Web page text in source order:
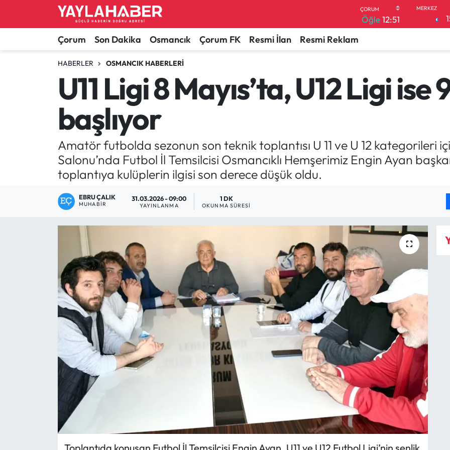
Öğle12:51
Çorum Son Dakika Osmancık Çorum FK Resmi İlan Resmi Reklam
HABERLER OSMANCIK HABERLERI
U11 Ligi 8 Mayıs’ta, U12 Ligi ise
başlıyor
Amatör futbolda sezonun son teknik toplantısı U 11 ve U 12 kategorileri
Salonu’nda Futbol İl Temsilcisi Osmancıklı Hemşerimiz Engin Ayan
toplantıya kulüplerin ilgisi son derece düşük oldu.
EBRU ÇALIK
MUHABIR
31.03.2026 - 09:00
YAYINLANMA
1 DK
OKUNMA SÜRESI
Alaca Haberleri
Bayat Haberleri
Bilim ve Teknoloji
Boğazkale Haberleri
Çorum Haberleri
Çorum Son Dakika Haberleri
İskilip Haberleri
Kargı Haberleri
Kültür Sanat
Laçin Haberleri
Çorum Nöbetçi Eczaneler
Çorum Hava Durumu
Çorum Trafik Yoğunluk Haritası
TFF 1.Lig Puan Durumu ve Fikstür
Tüm Manşetler
Son Dakika Haberleri